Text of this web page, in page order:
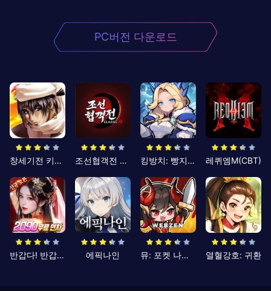
PC버전 다운로드
창세기전 키우기 조선협객전 클래식 킹방치: 빵지의 제왕 레퀴엠M(CBT)
반갑다! 반갑삼국지 에픽나인 뮤: 포켓 나이츠 열혈강호: 귀환